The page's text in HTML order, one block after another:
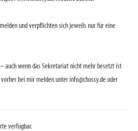
und verpflichten sich jeweils nur für eine
auch wenn das Sekretariat nicht mehr besetzt ist
bei mir melden unter info@chossy.de oder
verfügbar.